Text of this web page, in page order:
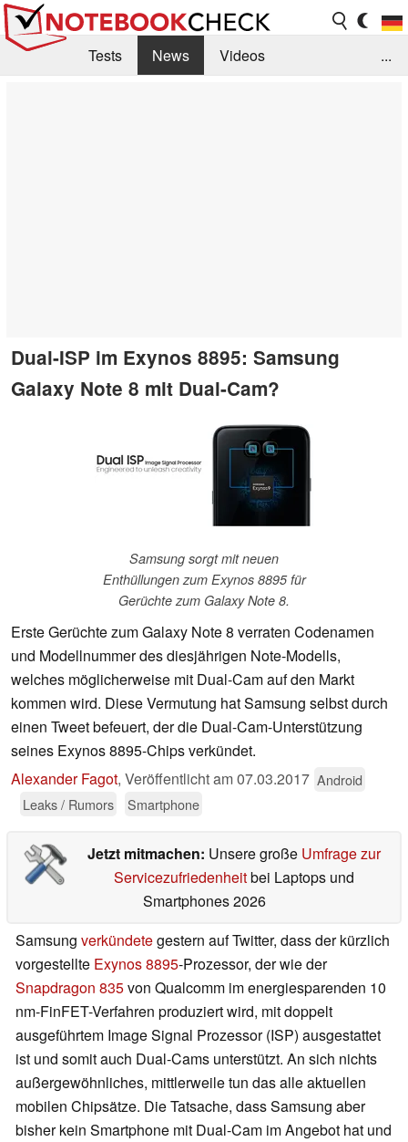
Tests News
Videos
...
Dual-ISP im Exynos 8895: Samsung
Galaxy Note 8 mit Dual-Cam?
Samsung sorgt mit neuen
Enthüllungen zum Exynos 8895 für
Gerüchte zum Galaxy Note 8.
Erste Gerüchte zum Galaxy Note 8 verraten Codenamen
und Modellnummer des diesjährigen Note-Modells,
welches möglicherweise mit Dual-Cam auf den Markt
kommen wird. Diese Vermutung hat Samsung selbst durch
einen Tweet befeuert, der die Dual-Cam-Unterstützung
seines Exynos 8895-Chips verkündet.
Alexander Fagot, Veröffentlicht am07.03.2017 Android
Leaks / Rumors
Smartphone
Jetzt mitmachen: Unsere große Umfrage zur
Servicezufriedenheitbei Laptops und
Smartphones 2026
Samsung verkündetegestern auf Twitter, dass der kürzlich
vorgestellte Exynos 8895-Prozessor, der wie der
Snapdragon 835von Qualcomm im energiesparenden 10
nm-FinFET-Verfahren produziert wird, mit doppelt
ausgeführtem Image Signal Prozessor (ISP) ausgestattet
ist und somit auch Dual-Cams unterstützt. An sich nichts
außergewöhnliches, mittlerweile tun das alle aktuellen
mobilen Chipsätze. Die Tatsache, dass Samsung aber
bisher kein Smartphone mit Dual-Cam im Angebot hat und